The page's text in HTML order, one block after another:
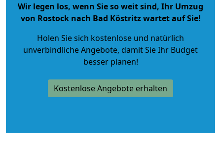
Wir legen los, wenn Sie so weit sind, Ihr Umzug
von Rostock nach Bad Köstritz wartet auf Sie!
Holen Sie sich kostenlose und natürlich
unverbindliche Angebote, damit Sie Ihr Budget
besser planen!
Kostenlose Angebote erhalten